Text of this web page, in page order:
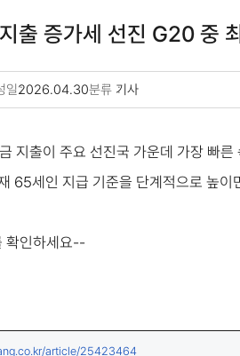
출 증가세 선진 G20 중
일2026.04.30분류 기사
지출이 주요 선진국 가운데 가장 빠
65세인 지급 기준을 단계적으로 높
확인하세요--
article/25423464(새창열림)